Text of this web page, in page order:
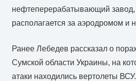
нефтеперерабатывающий завод,
располагается за аэродромом и
Ранее Лебедев рассказал о
Сумской области Украины, на
атаки находились вертолеты ВСУ.